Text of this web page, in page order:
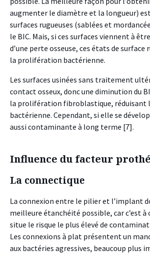
augmenter le diamètre et la longueur)
surfaces rugueuses (sablées et
le BIC. Mais, si ces surfaces viennent à
d’une perte osseuse, ces états de surface
la prolifération bactérienne.
Les surfaces usinées sans traitement
contact osseux, donc une diminution du
la prolifération fibroblastique, réduisant
bactérienne. Cependant, si elle se
aussi contaminante à long terme [7].
Influence du facteur
La connectique
La connexion entre le pilier et l’implant
meilleure étanchéité possible, car c’est à
situe le risque le plus élevé de
Les connexions à plat présentent un
aux bactéries agressives, beaucoup plus